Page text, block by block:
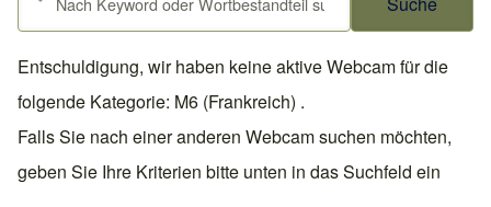
Entschuldigung, wir haben keine aktive Webcam für die
folgende Kategorie: M6 (Frankreich) .
Falls Sie nach einer anderen Webcam suchen möchten,
geben Sie Ihre Kriterien bitte unten in das Suchfeld ein